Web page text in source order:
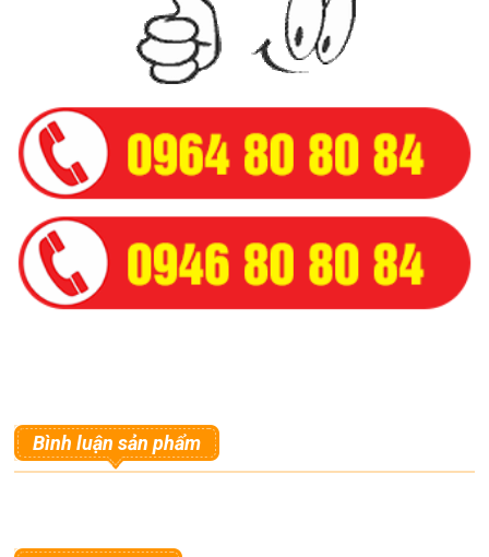
Bình luận sản phẩm